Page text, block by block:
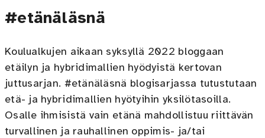
#etänäläsnä
Koulualkujen aikaan syksyllä 2022 bloggaan
etäilyn ja hybridimallien hyödyistä kertovan
juttusarjan. #etänäläsnä blogisarjassa tutustutaan
etä- ja hybridimallien hyötyihin yksilötasoilla.
Osalle ihmisistä vain etänä mahdollistuu riittävän
turvallinen ja rauhallinen oppimis- ja/tai